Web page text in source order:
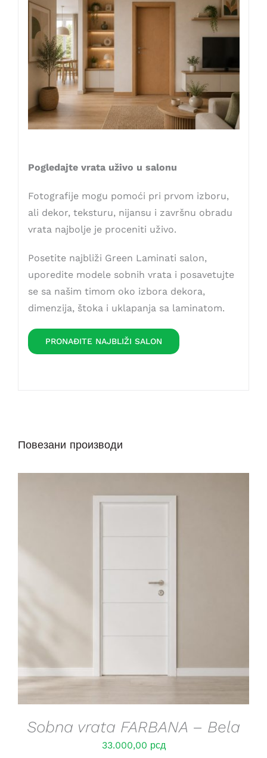
Pogledajte vrata uživo u salonu
Fotografije mogu pomoći pri prvom izboru,
ali dekor, teksturu, nijansu i završnu obradu
vrata najbolje je proceniti uživo.
Posetite najbliži Green Laminati salon,
uporedite modele sobnih vrata i posavetujte
se sa našim timom oko izbora dekora,
dimenzija, štoka i uklapanja sa laminatom.
PRONAĐITE NAJBLIŽI SALON
Повезани производи
Sobna vrata FARBANA – Bela
33.000,00 рсд